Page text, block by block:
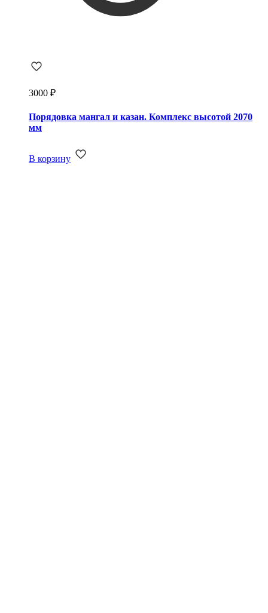
3000 ₽
Порядовка мангал и казан. Комплекс высотой 2070
мм
В корзину